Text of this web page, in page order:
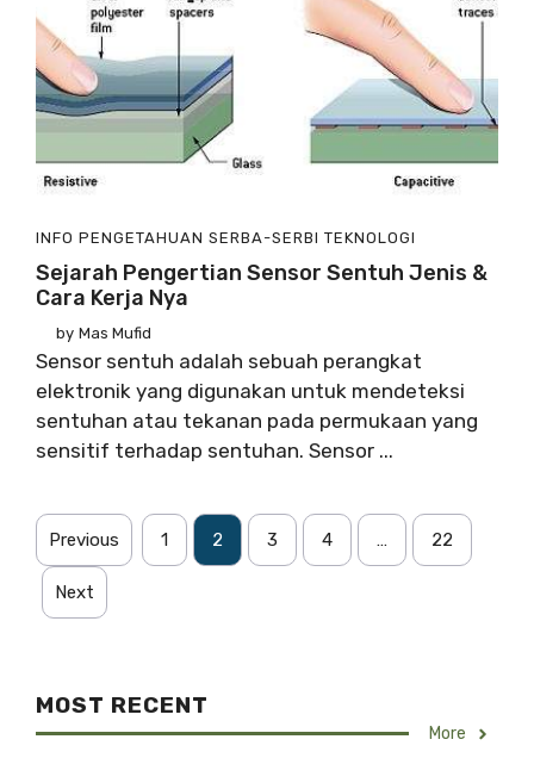
INFO PENGETAHUAN SERBA-SERBI TEKNOLOGI
Sejarah Pengertian Sensor Sentuh Jenis &
Cara Kerja Nya
by Mas Mufid
Sensor sentuh adalah sebuah perangkat
elektronik yang digunakan untuk mendeteksi
sentuhan atau tekanan pada permukaan yang
sensitif terhadap sentuhan. Sensor ...
Previous 1 2 3 4 … 22
Next
MOST RECENT
More